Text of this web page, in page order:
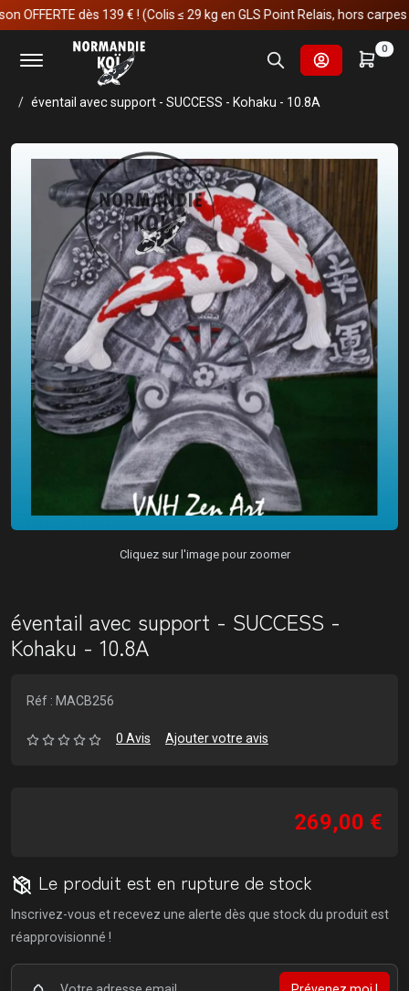
dès 139 € ! (Colis ≤ 29 kg en GLS Point Relais, hors carpes koï)
0
Accueil
Fournitures et technologies pour les bassins
Décoration & statue de jardin
Statue extérieur
Décoration murale avec support
éventail avec support - SUCCESS - Kohaku - 10.8A
Cliquez sur l'image pour zoomer
éventail avec support - SUCCESS -
Kohaku - 10.8A
Réf : MACB256
0 Avis Ajouter votre avis
269,00 €
Le produit est en rupture de stock
Inscrivez-vous et recevez une alerte dès que stock du produit est
réapprovisionné !